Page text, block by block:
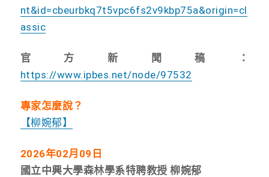
nt&id=cbeurbkq7t5vpc6fs2v9kbp75a&origin=cl
assic
官方新聞稿：
https://www.ipbes.net/node/97532
專家怎麼說？
【柳婉郁】
2026年02月09日
國立中興大學森林學系特聘教授 柳婉郁